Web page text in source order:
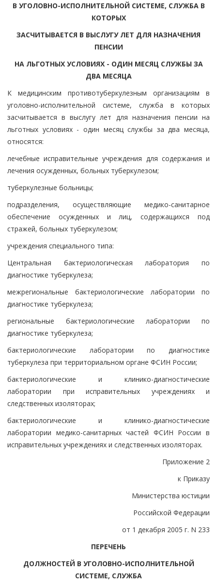
В УГОЛОВНО-ИСПОЛНИТЕЛЬНОЙ СИСТЕМЕ, СЛУЖБА В
КОТОРЫХ
ЗАСЧИТЫВАЕТСЯ В ВЫСЛУГУ ЛЕТ ДЛЯ НАЗНАЧЕНИЯ
ПЕНСИИ
НА ЛЬГОТНЫХ УСЛОВИЯХ - ОДИН МЕСЯЦ СЛУЖБЫ ЗА
ДВА МЕСЯЦА
К медицинским противотуберкулезным организациям в
уголовно-исполнительной системе, служба в которых
засчитывается в выслугу лет для назначения пенсии на
льготных условиях - один месяц службы за два месяца,
относятся:
лечебные исправительные учреждения для содержания и
лечения осужденных, больных туберкулезом;
туберкулезные больницы;
подразделения, осуществляющие медико-санитарное
обеспечение осужденных и лиц, содержащихся под
стражей, больных туберкулезом;
учреждения специального типа:
Центральная бактериологическая лаборатория по
диагностике туберкулеза;
межрегиональные бактериологические лаборатории по
диагностике туберкулеза;
региональные бактериологические лаборатории по
диагностике туберкулеза;
бактериологические лаборатории по диагностике
туберкулеза при территориальном органе ФСИН России;
бактериологические и клинико-диагностические
лаборатории при исправительных учреждениях и
следственных изоляторах;
бактериологические и клинико-диагностические
лаборатории медико-санитарных частей ФСИН России в
исправительных учреждениях и следственных изоляторах.
Приложение 2
к Приказу
Министерства юстиции
Российской Федерации
от 1 декабря 2005 г. N 233
ПЕРЕЧЕНЬ
ДОЛЖНОСТЕЙ В УГОЛОВНО-ИСПОЛНИТЕЛЬНОЙ
СИСТЕМЕ, СЛУЖБА